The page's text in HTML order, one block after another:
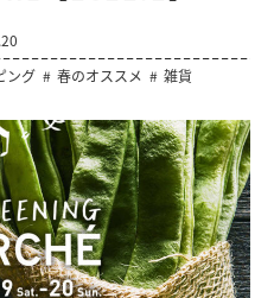
ング 春のオススメ 雑貨